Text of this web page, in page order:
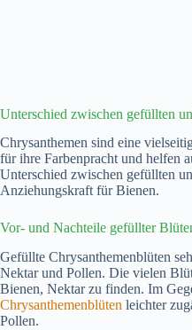
Unterschied zwischen gefüllten
Chrysanthemen sind eine
für ihre Farbenpracht und helfen
Unterschied zwischen gefüllten
Anziehungskraft für Bienen.
Vor- und Nachteile gefüllter
Gefüllte Chrysanthemenblüten
Nektar und Pollen. Die vielen
Bienen, Nektar zu finden. Im
Chrysanthemenblüten leichter
Pollen.